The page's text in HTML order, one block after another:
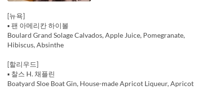
[뉴욕]
▪️ 팬 아메리칸 하이볼
Boulard Grand Solage Calvados, Apple Juice, Pomegranate,
Hibiscus, Absinthe
[할리우드]
▪️ 찰스 H. 채플린
Boatyard Sloe Boat Gin, House-made Apricot Liqueur, Apricot